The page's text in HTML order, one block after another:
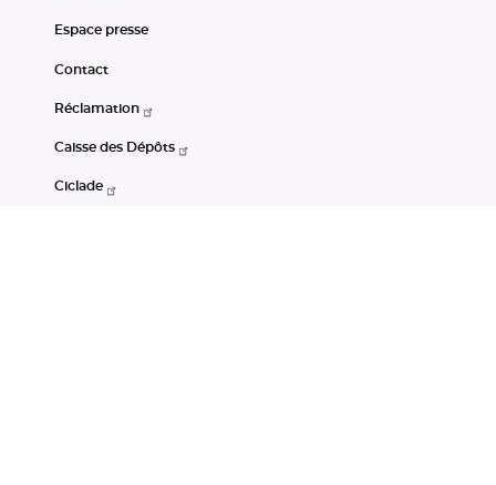
Espace presse
Contact
Réclamation
Caisse des Dépôts
Ciclade